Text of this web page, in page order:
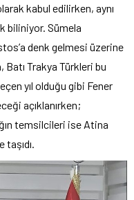
kabul edilirken, aynı
biliniyor. Sümela
denk gelmesi üzerine
Trakya Türkleri bu
yıl olduğu gibi Fener
açıklanırken;
temsilcileri ise Atina